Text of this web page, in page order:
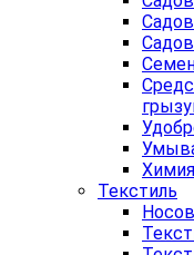
Текстиль